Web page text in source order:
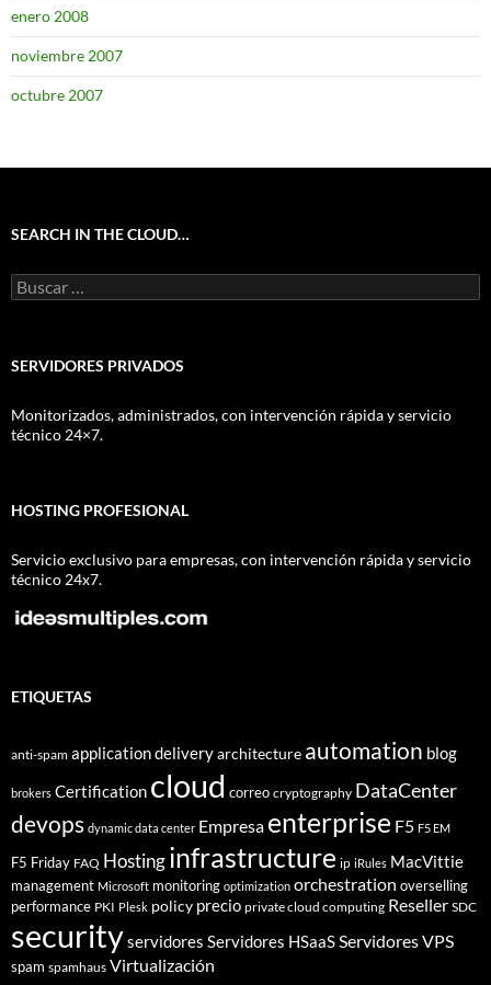
enero 2008
noviembre 2007
octubre 2007
SEARCH IN THE CLOUD…
Buscar:
SERVIDORES PRIVADOS
Monitorizados, administrados, con intervención rápida y servicio
técnico 24×7.
HOSTING PROFESIONAL
Servicio exclusivo para empresas, con intervención rápida y servicio
técnico 24x7.
ETIQUETAS
anti-spam application deliveryarchitecture automation blog
brokers Certification cloud correo cryptography DataCenter
devops dynamic data center Empresa enterprise F5 F5 EM
F5 Friday FAQ Hostinginfrastructure ip iRules MacVittie
management Microsoft monitoring optimization orchestration overselling
performance PKI Plesk policy precio private cloud computing Reseller SDC
securityservidores Servidores HSaaSServidores VPS
spam spamhaus Virtualización